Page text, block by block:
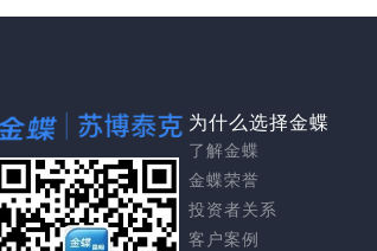
为什么选择金蝶
了解金蝶
金蝶荣誉
投资者关系
客户案例